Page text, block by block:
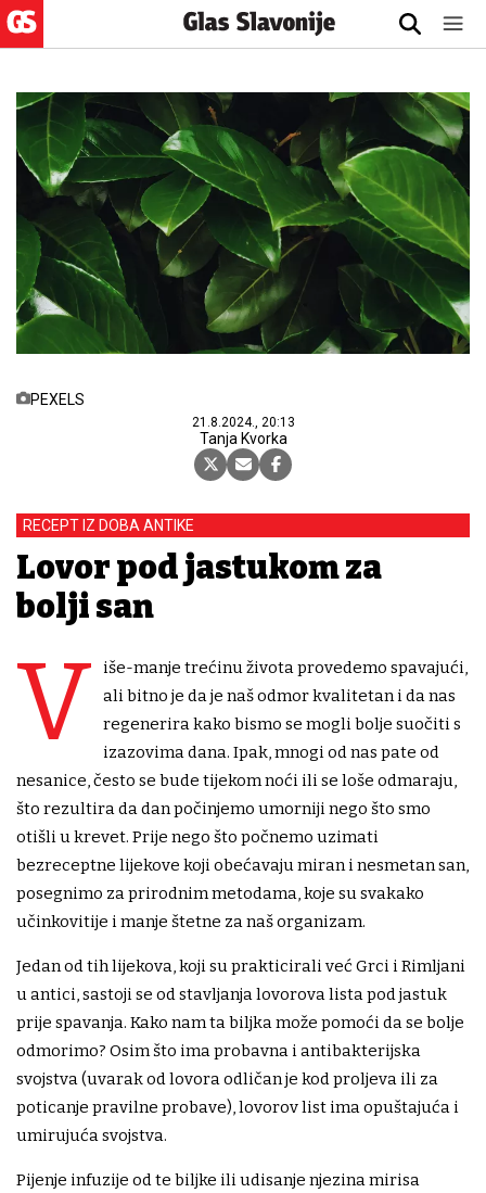
PEXELS
21.8.2024., 20:13
Tanja Kvorka
RECEPT IZ DOBA ANTIKE
Lovor pod jastukom za
bolji san
V
iše-manje trećinu života provedemo spavajući,
ali bitno je da je naš odmor kvalitetan i da nas
regenerira kako bismo se mogli bolje suočiti s
izazovima dana. Ipak, mnogi od nas pate od
nesanice, često se bude tijekom noći ili se loše odmaraju,
što rezultira da dan počinjemo umorniji nego što smo
otišli u krevet. Prije nego što počnemo uzimati
bezreceptne lijekove koji obećavaju miran i nesmetan san,
posegnimo za prirodnim metodama, koje su svakako
učinkovitije i manje štetne za naš organizam.
Jedan od tih lijekova, koji su prakticirali već Grci i Rimljani
u antici, sastoji se od stavljanja lovorova lista pod jastuk
prije spavanja. Kako nam ta biljka može pomoći da se bolje
odmorimo? Osim što ima probavna i antibakterijska
svojstva (uvarak od lovora odličan je kod proljeva ili za
poticanje pravilne probave), lovorov list ima opuštajuća i
umirujuća svojstva.
Pijenje infuzije od te biljke ili udisanje njezina mirisa